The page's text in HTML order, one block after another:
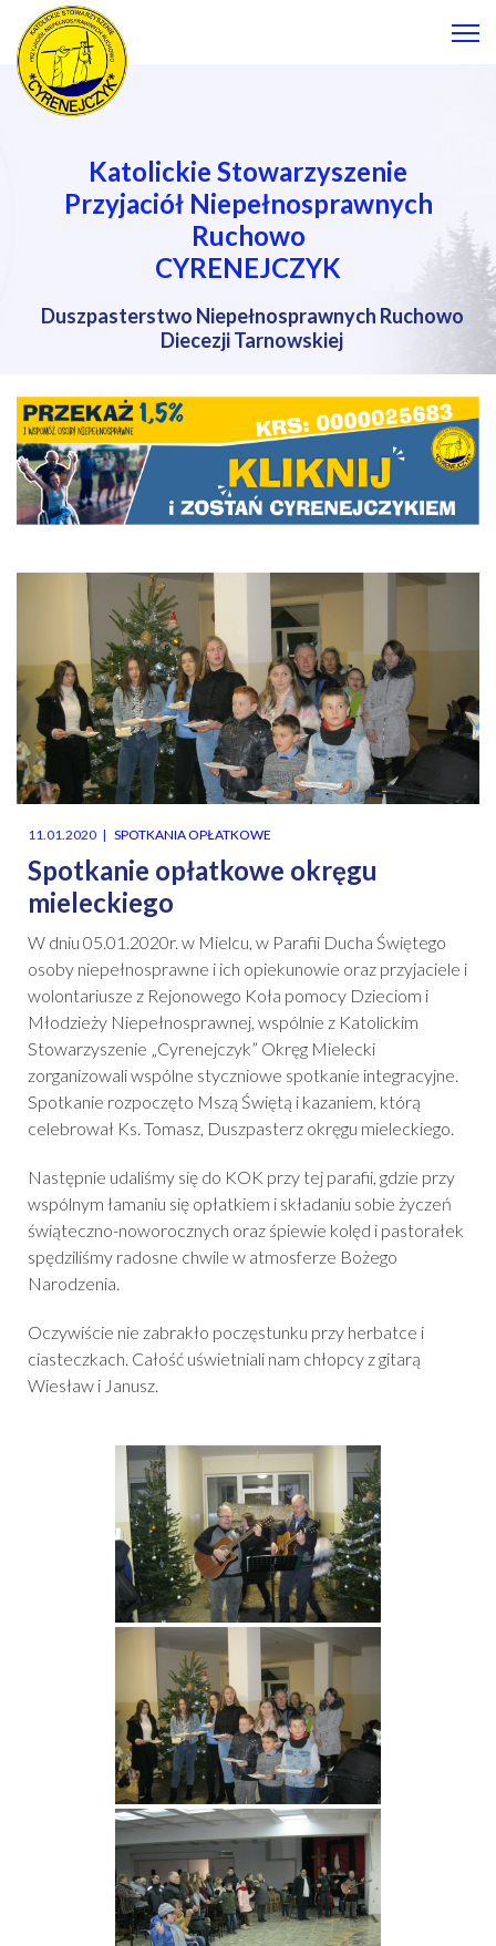
Katolickie Stowarzyszenie
Przyjaciół Niepełnosprawnych
Ruchowo
CYRENEJCZYK
Duszpasterstwo Niepełnosprawnych Ruchowo
Diecezji Tarnowskiej
11.01.2020 SPOTKANIA OPŁATKOWE
Spotkanie opłatkowe okręgu
mieleckiego
W dniu 05.01.2020r. w Mielcu, w Parafii Ducha Świętego
osoby niepełnosprawne i ich opiekunowie oraz przyjaciele i
wolontariusze z Rejonowego Koła pomocy Dzieciom i
Młodzieży Niepełnosprawnej, wspólnie z Katolickim
Stowarzyszenie „Cyrenejczyk” Okręg Mielecki
zorganizowali wspólne styczniowe spotkanie integracyjne.
Spotkanie rozpoczęto Mszą Świętą i kazaniem, którą
celebrował Ks. Tomasz, Duszpasterz okręgu mieleckiego.
Następnie udaliśmy się do KOK przy tej parafii, gdzie przy
wspólnym łamaniu się opłatkiem i składaniu sobie życzeń
świąteczno-noworocznych oraz śpiewie kolęd i pastorałek
spędziliśmy radosne chwile w atmosferze Bożego
Narodzenia.
Oczywiście nie zabrakło poczęstunku przy herbatce i
ciasteczkach. Całość uświetniali nam chłopcy z gitarą
Wiesław i Janusz.